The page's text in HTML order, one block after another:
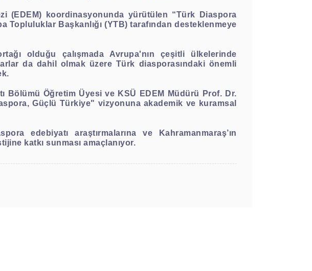
(EDEM) koordinasyonunda yürütülen “Türk Diaspora
Topluluklar Başkanlığı (YTB) tarafından desteklenmeye
olduğu çalışmada Avrupa'nın çeşitli ülkelerinde
da dahil olmak üzere Türk diasporasındaki önemli
Bölümü Öğretim Üyesi ve KSÜ EDEM Müdürü Prof. Dr.
Güçlü Türkiye" vizyonuna akademik ve kuramsal
edebiyatı araştırmalarına ve Kahramanmaraş’ın
katkı sunması amaçlanıyor.